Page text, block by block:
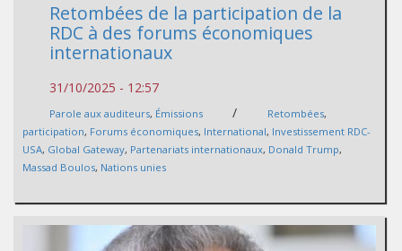
Retombées de la participation de la
RDC à des forums économiques
internationaux
31/10/2025 - 12:57
Parole aux auditeurs, Émissions / Retombées,
participation, Forums économiques, International, Investissement RDC-
USA, Global Gateway, Partenariats internationaux, Donald Trump,
Massad Boulos, Nations unies